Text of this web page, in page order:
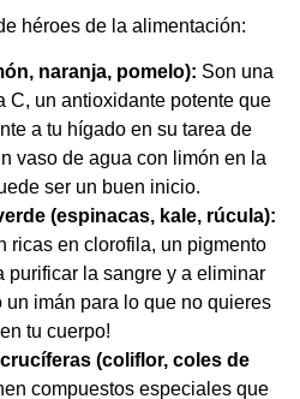
héroes de la alimentación:
naranja, pomelo): Son una
C, un antioxidante potente que
a tu hígado en su tarea de
vaso de agua con limón en la
ser un buen inicio.
(espinacas, kale, rúcula):
ricas en clorofila, un pigmento
purificar la sangre y a eliminar
un imán para lo que no quieres
en tu cuerpo!
(coliflor, coles de
compuestos especiales que